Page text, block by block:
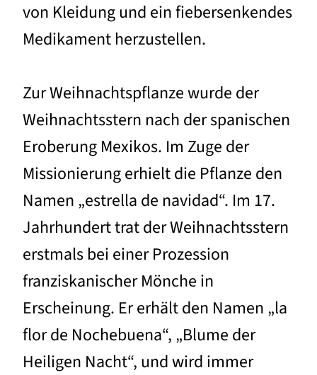
von Kleidung und ein fiebersenkendes
Medikament herzustellen.
Zur Weihnachtspflanze wurde der
Weihnachtsstern nach der spanischen
Eroberung Mexikos. Im Zuge der
Missionierung erhielt die Pflanze den
Namen „estrella de navidad“. Im 17.
Jahrhundert trat der Weihnachtsstern
erstmals bei einer Prozession
franziskanischer Mönche in
Erscheinung. Er erhält den Namen „la
flor de Nochebuena“, „Blume der
Heiligen Nacht“, und wird immer